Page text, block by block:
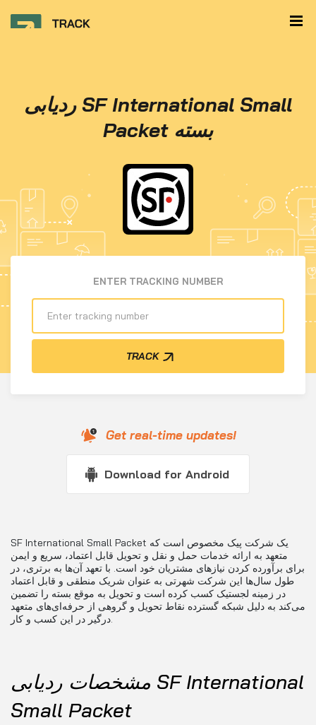
ردیابی SF International Small
Packet بسته
ENTER TRACKING NUMBER
TRACK
Get real-time updates!
Download for Android
SF International Small Packet یک شرکت پیک مخصوص است که
متعهد به ارائه خدمات حمل و نقل و تحویل قابل اعتماد، سریع و ایمن
برای برآورده کردن نیازهای مشتریان خود است. با تعهد آن‌ها به برتری، در
طول سال‌ها این شرکت شهرتی به عنوان شریک منطقی و قابل اعتماد
در زمینه لجستیک کسب کرده است و تحویل به موقع بسته را تضمین
می‌کند به دلیل شبکه گسترده نقاط تحویل و گروهی از حرفه‌ای‌های متعهد
درگیر در این کسب و کار.
مشخصات ردیابی SF International
Small Packet